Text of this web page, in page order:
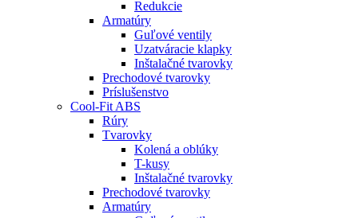
Redukcie
Armatúry
Guľové ventily
Uzatváracie klapky
Inštalačné tvarovky
Prechodové tvarovky
Príslušenstvo
Cool-Fit ABS
Rúry
Tvarovky
Kolená a oblúky
T-kusy
Inštalačné tvarovky
Prechodové tvarovky
Armatúry